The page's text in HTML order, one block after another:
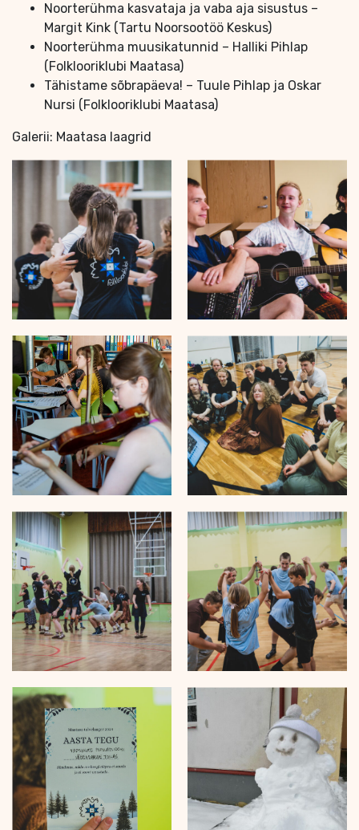
Noorterühma kasvataja ja vaba aja sisustus –
Margit Kink (Tartu Noorsootöö Keskus)
Noorterühma muusikatunnid – Halliki Pihlap
(Folklooriklubi Maatasa)
Tähistame sõbrapäeva! – Tuule Pihlap ja Oskar
Nursi (Folklooriklubi Maatasa)
Galerii: Maatasa laagrid